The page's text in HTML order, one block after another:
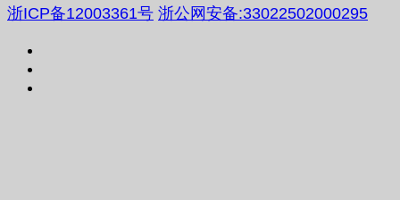
浙ICP备12003361号 浙公网安备:33022502000295